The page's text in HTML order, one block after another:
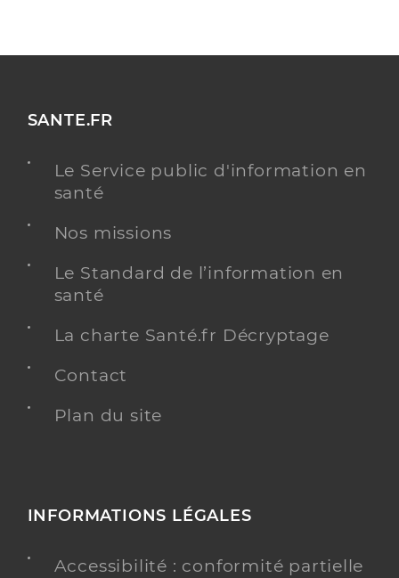
SANTE.FR
Le Service public d'information en
santé
Nos missions
Le Standard de l’information en
santé
La charte Santé.fr Décryptage
Contact
Plan du site
INFORMATIONS LÉGALES
Accessibilité : conformité partielle